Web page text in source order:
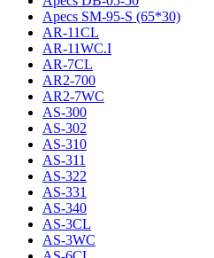
Apecs SM-95-S (65*30)
AR-11CL
AR-11WC.I
AR-7CL
AR2-700
AR2-7WC
AS-300
AS-302
AS-310
AS-311
AS-322
AS-331
AS-340
AS-3CL
AS-3WC